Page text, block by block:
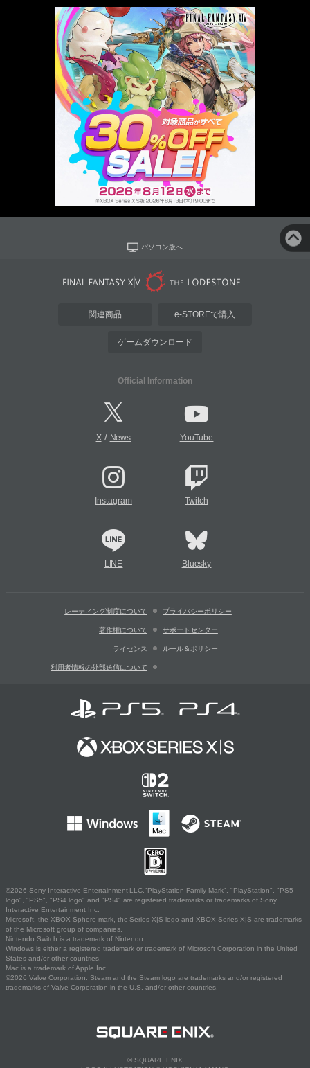
パソコン版へ
関連商品 e-STOREで購入
ゲームダウンロード
Official Information
X/ News YouTube
Instagram Twitch
LINE Bluesky
レーティング制度について プライバシーポリシー
著作権について サポートセンター
ライセンス ルール＆ポリシー
利用者情報の外部送信について
©2026 Sony Interactive Entertainment LLC."PlayStation Family Mark", "PlayStation", "PS5
logo", "PS5", "PS4 logo" and "PS4" are registered trademarks or trademarks of Sony
Interactive Entertainment Inc.
Microsoft, the XBOX Sphere mark, the Series X|S logo and XBOX Series X|S are trademarks
of the Microsoft group of companies.
Nintendo Switch is a trademark of Nintendo.
Windows is either a registered trademark or trademark of Microsoft Corporation in the United
States and/or other countries.
Mac is a trademark of Apple Inc.
©2026 Valve Corporation. Steam and the Steam logo are trademarks and/or registered
trademarks of Valve Corporation in the U.S. and/or other countries.
© SQUARE ENIX